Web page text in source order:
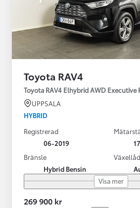
Toyota RAV4
Toyota RAV4 Elhybrid AWD
UPPSALA
HYBRID
Registrerad
06-2019
Bränsle
Hybrid Bensin
Visa mer
269 900 kr